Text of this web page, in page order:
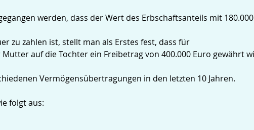
werden, dass der Wert des Erbschaftsanteils mit
zu zahlen ist, stellt man als Erstes fest, dass für
auf die Tochter ein Freibetrag von 400.000 Euro gewährt
Vermögensübertragungen in den letzten 10 Jahren.
folgt aus: